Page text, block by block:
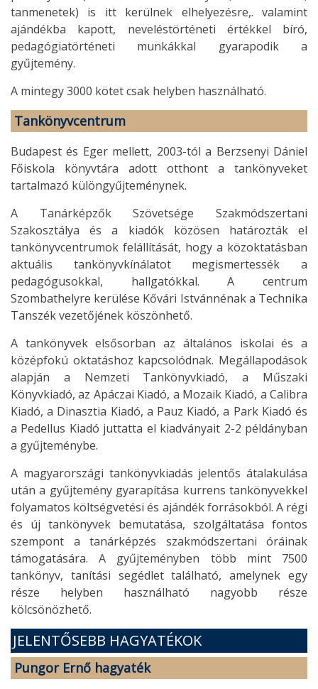
tanmenetek) is itt kerülnek elhelyezésre,. valamint
ajándékba kapott, neveléstörténeti értékkel bíró,
pedagógiatörténeti munkákkal gyarapodik a
gyűjtemény.
A mintegy 3000 kötet csak helyben használható.
Tankönyvcentrum
Budapest és Eger mellett, 2003-tól a Berzsenyi Dániel
Főiskola könyvtára adott otthont a tankönyveket
tartalmazó különgyűjteménynek.
A Tanárképzők Szövetsége Szakmódszertani
Szakosztálya és a kiadók közösen határozták el
tankönyvcentrumok felállítását, hogy a közoktatásban
aktuális tankönyvkínálatot megismertessék a
pedagógusokkal, hallgatókkal. A centrum
Szombathelyre kerülése Kővári Istvánnénak a Technika
Tanszék vezetőjének köszönhető.
A tankönyvek elsősorban az általános iskolai és a
középfokú oktatáshoz kapcsolódnak. Megállapodások
alapján a Nemzeti Tankönyvkiadó, a Műszaki
Könyvkiadó, az Apáczai Kiadó, a Mozaik Kiadó, a Calibra
Kiadó, a Dinasztia Kiadó, a Pauz Kiadó, a Park Kiadó és
a Pedellus Kiadó juttatta el kiadványait 2-2 példányban
a gyűjteménybe.
A magyarországi tankönyvkiadás jelentős átalakulása
után a gyűjtemény gyarapítása kurrens tankönyvekkel
folyamatos költségvetési és ajándék forrásokból. A régi
és új tankönyvek bemutatása, szolgáltatása fontos
szempont a tanárképzés szakmódszertani óráinak
támogatására. A gyűjteményben több mint 7500
tankönyv, tanítási segédlet található, amelynek egy
része helyben használható nagyobb része
kölcsönözhető.
JELENTŐSEBB HAGYATÉKOK
Pungor Ernő hagyaték